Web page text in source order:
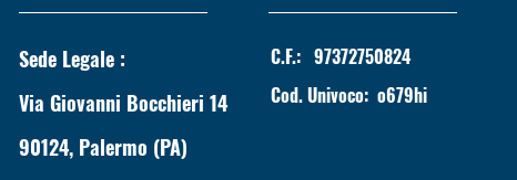
Sede Legale :
Via Giovanni Bocchieri 14
90124, Palermo (PA)
C.F.: 97372750824
Cod. Univoco: o679hi